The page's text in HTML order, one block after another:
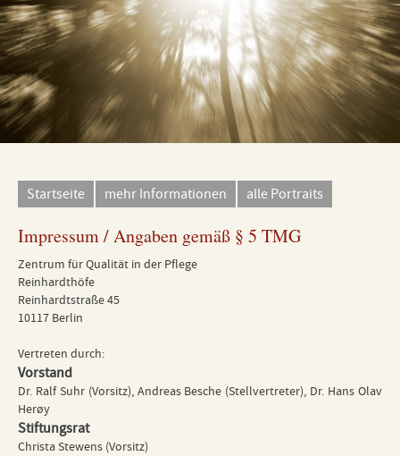
Startseite mehr Informationen alle Portraits
Impressum / Angaben gemäß § 5 TMG
Zentrum für Qualität in der Pflege
Reinhardthöfe
Reinhardtstraße 45
10117 Berlin
Vertreten durch:
Vorstand
Dr. Ralf Suhr (Vorsitz), Andreas Besche (Stellvertreter), Dr. Hans Olav
Herøy
Stiftungsrat
Christa Stewens (Vorsitz)